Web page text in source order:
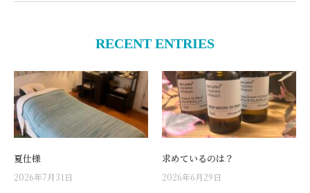
RECENT ENTRIES
夏仕様
2026年7月31日
求めているのは？
2026年6月29日